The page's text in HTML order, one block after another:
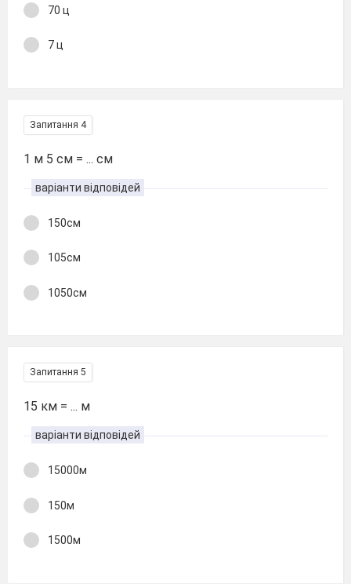
70 ц
7 ц
Запитання 4
1 м 5 см = ... см
варіанти відповідей
150см
105см
1050см
Запитання 5
15 км = ... м
варіанти відповідей
15000м
150м
1500м